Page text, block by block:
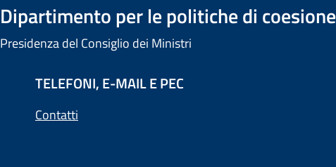
Dipartimento per le politiche di coesione
Presidenza del Consiglio dei Ministri
TELEFONI, E-MAIL E PEC
Contatti